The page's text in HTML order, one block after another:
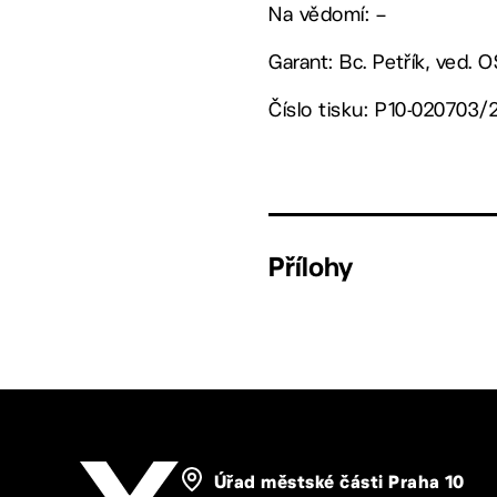
Na vědomí: –
Garant: Bc. Petřík, ved.
Číslo tisku: P10-020703/
Přílohy
Úřad městské části Praha 10